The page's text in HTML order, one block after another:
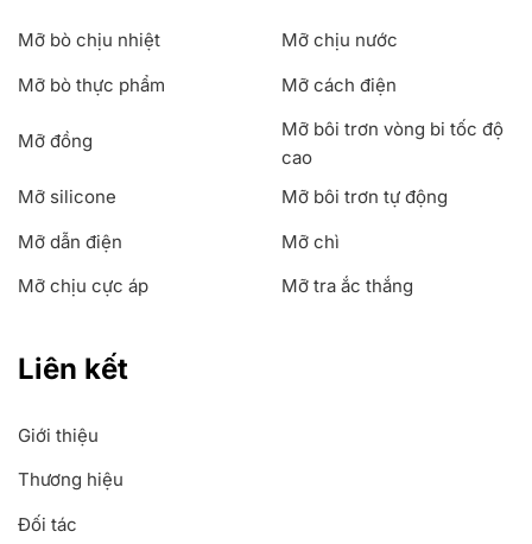
Mỡ bò chịu nhiệt
Mỡ chịu nước
Mỡ bò thực phẩm
Mỡ cách điện
Mỡ đồng
Mỡ bôi trơn vòng bi tốc độ
cao
Mỡ silicone
Mỡ bôi trơn tự động
Mỡ dẫn điện
Mỡ chì
Mỡ chịu cực áp
Mỡ tra ắc thắng
Liên kết
Giới thiệu
Thương hiệu
Đối tác